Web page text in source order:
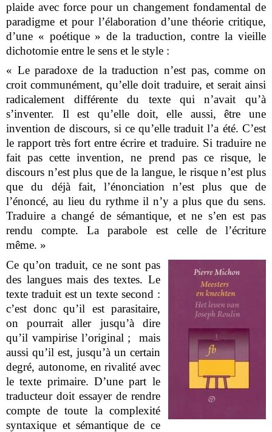
plaide avec force pour un changement fondamental de
paradigme et pour l’élaboration d’une théorie critique,
d’une « poétique » de la traduction, contre la vieille
dichotomie entre le sens et le style :
« Le paradoxe de la traduction n’est pas, comme on
croit communément, qu’elle doit traduire, et serait ainsi
radicalement différente du texte qui n’avait qu’à
s’inventer. Il est qu’elle doit, elle aussi, être une
invention de discours, si ce qu’elle traduit l’a été. C’est
le rapport très fort entre écrire et traduire. Si traduire ne
fait pas cette invention, ne prend pas ce risque, le
discours n’est plus que de la langue, le risque n’est plus
que du déjà fait, l’énonciation n’est plus que de
l’énoncé, au lieu du rythme il n’y a plus que du sens.
Traduire a changé de sémantique, et ne s’en est pas
rendu compte. La parabole est celle de l’écriture
même. »
Ce qu’on traduit, ce ne sont pas
des langues mais des textes. Le
texte traduit est un texte second :
c’est donc qu’il est parasitaire,
on pourrait aller jusqu’à dire
qu’il vampirise l’original ; mais
aussi qu’il est, jusqu’à un certain
degré, autonome, en rivalité avec
le texte primaire. D’une part le
traducteur doit essayer de rendre
compte de toute la complexité
syntaxique et sémantique de ce